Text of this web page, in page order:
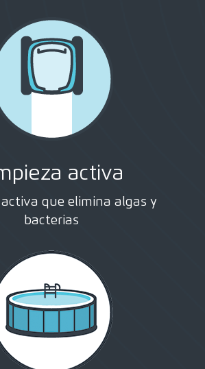
activa
que elimina algas y
bacterias